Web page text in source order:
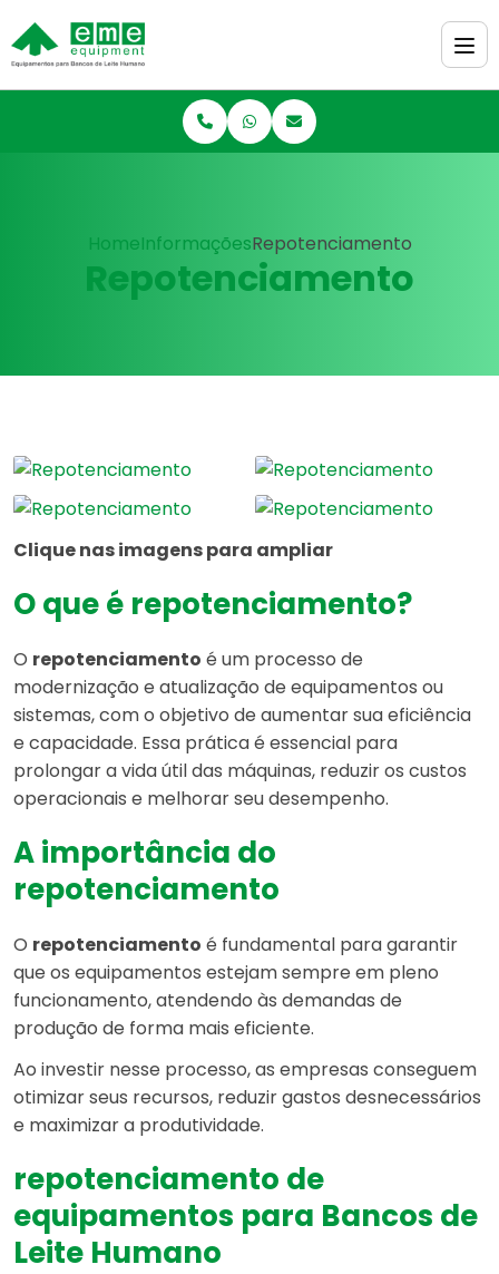
HomeInformaçõesRepotenciamento
Repotenciamento
Clique nas imagens para ampliar
O que é repotenciamento?
O repotenciamento é um processo de
modernização e atualização de equipamentos ou
sistemas, com o objetivo de aumentar sua eficiência
e capacidade. Essa prática é essencial para
prolongar a vida útil das máquinas, reduzir os custos
operacionais e melhorar seu desempenho.
A importância do
repotenciamento
O repotenciamento é fundamental para garantir
que os equipamentos estejam sempre em pleno
funcionamento, atendendo às demandas de
produção de forma mais eficiente.
Ao investir nesse processo, as empresas conseguem
otimizar seus recursos, reduzir gastos desnecessários
e maximizar a produtividade.
repotenciamento de
equipamentos para Bancos de
Leite Humano